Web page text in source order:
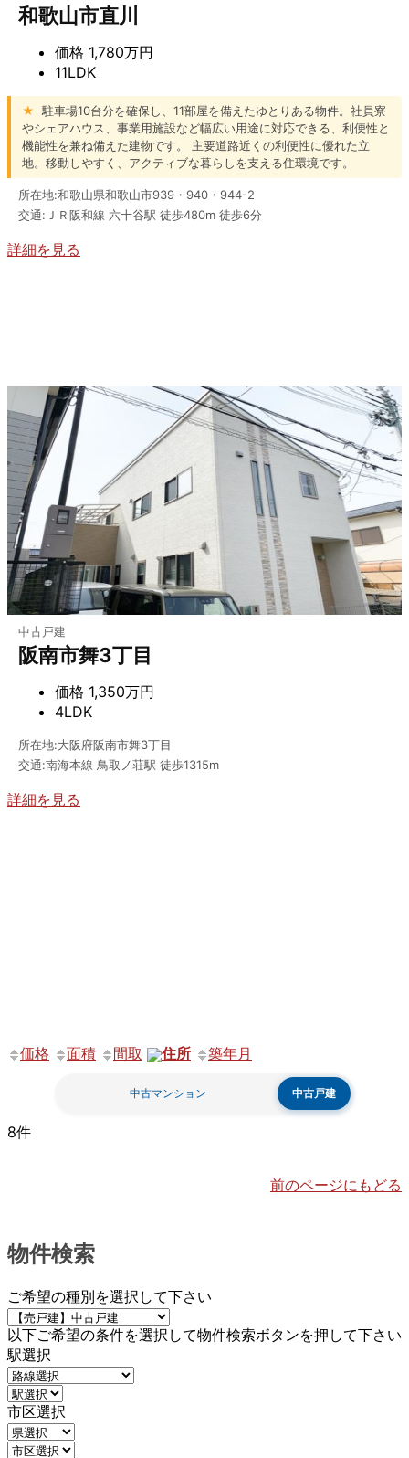
和歌山市直川
価格 1,780万円
11LDK
★
駐車場10台分を確保し、11部屋を備えたゆとりある物件。社員寮
やシェアハウス、事業用施設など幅広い用途に対応できる、利便性と
機能性を兼ね備えた建物です。 主要道路近くの利便性に優れた立
地。移動しやすく、アクティブな暮らしを支える住環境です。
所在地:和歌山県和歌山市939・940・944-2
交通:ＪＲ阪和線 六十谷駅 徒歩480m 徒歩6分
詳細を見る
中古戸建
阪南市舞3丁目
価格 1,350万円
4LDK
所在地:大阪府阪南市舞3丁目
交通:南海本線 鳥取ノ荘駅 徒歩1315m
詳細を見る
価格 面積 間取 住所 築年月
中古マンション 中古戸建
8件
前のページにもどる
物件検索
ご希望の種別を選択して下さい
以下ご希望の条件を選択して物件検索ボタンを押して下さい
駅選択
市区選択